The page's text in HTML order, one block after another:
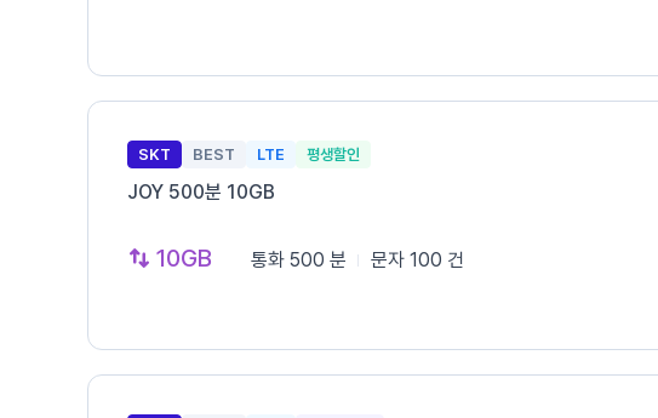
SKT BEST LTE 평생할인
JOY 500분 10GB
10GB 통화 500 분 문자 100 건